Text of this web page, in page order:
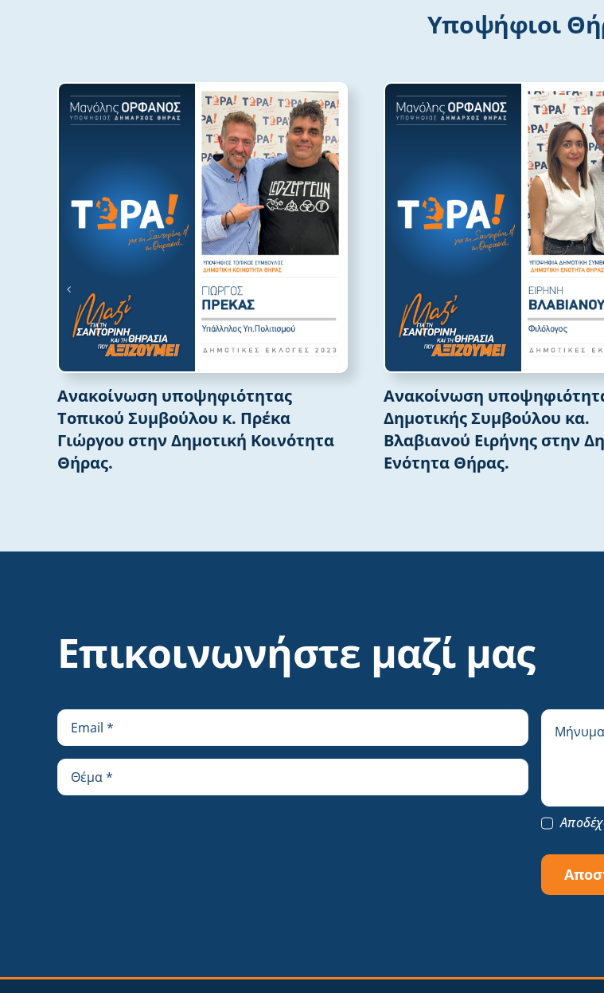
Υποψήφιοι
Ανακοίνωση υποψηφιότητας
Τοπικού Συμβούλου κ. Πρέκα
Γιώργου στην Δημοτική Κοινότητα
Θήρας.
Ανακοίνωση
Δημοτικής Συμβούλου κα.
Βλαβιανού Ειρήνης στην
Ενότητα Θήρας.
Επικοινωνήστε μαζί μας